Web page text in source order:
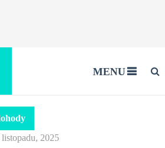
MENU
listopadu, 2025